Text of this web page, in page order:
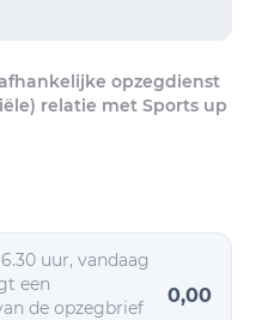
opzegdienst
relatie met Sports up
uur, vandaag
een
de opzegbrief
0,00